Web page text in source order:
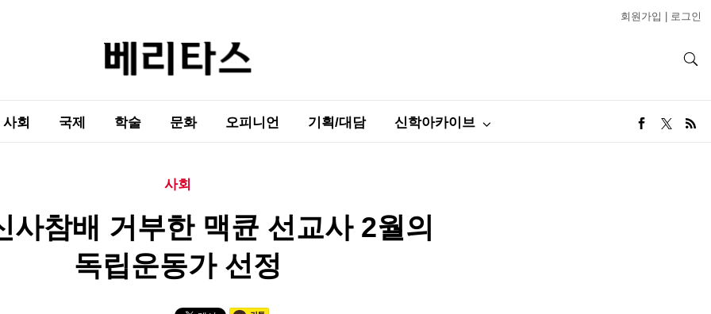
회원가입 로그인
사회 국제 학술 문화 오피니언 기획/대담 신학아카이브
사회
사참배 거부한 맥큔 선교사 2월의
독립운동가 선정